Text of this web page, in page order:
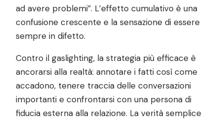
ad avere problemi”. L’effetto cumulativo è una
confusione crescente e la sensazione di essere
sempre in difetto.
Contro il gaslighting, la strategia più efficace è
ancorarsi alla realtà: annotare i fatti così come
accadono, tenere traccia delle conversazioni
importanti e confrontarsi con una persona di
fiducia esterna alla relazione. La verità semplice